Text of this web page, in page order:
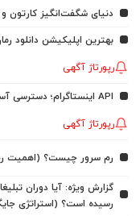
دنیای شگفت‌انگیز کارتون
بهترین اپلیکیشن دانلود
رپورتاژ آگهی
API اینستاگرام؛ دسترسی آسان، سریع و بدون محدودیت به اطلاعات اینستاگرام
رپورتاژ آگهی
رم سرور چیست؟ (اهمیت
گزارش ویژه: آیا دوران
رسیده است؟ (استراتژی